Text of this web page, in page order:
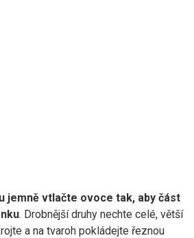
jemně vtlačte ovoce tak, aby část
. Drobnější druhy nechte celé, větší
a na tvaroh pokládejte řeznou